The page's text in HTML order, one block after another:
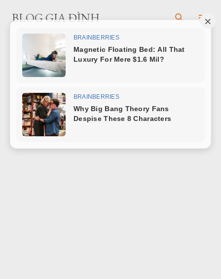
Chuyển đến nội dung chính
BLOG GIA ĐÌNH